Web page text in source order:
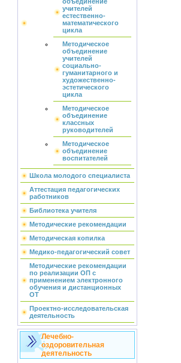
учителей
естественно-
математического
цикла
Методическое
объединение
учителей
социально-
гуманитарного и
художественно-
эстетического
цикла
Методическое
объединение
классных
руководителей
Методическое
объединение
воспитателей
Школа молодого специалиста
Аттестация педагогических
работников
Библиотека учителя
Методические рекомендации
Методическая копилка
Медико-педагогический совет
Методические рекомендации
по реализации ОП с
применением электронного
обучения и дистанционных
ОТ
Проектно-исследовательская
деятельность
Лечебно-
оздоровительная
деятельность